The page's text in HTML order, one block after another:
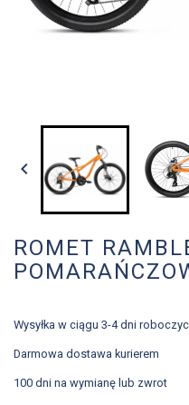

ROMET
Wysyłka w ciągu 3-4 dni
Darmowa dostawa kurierem
100 dni na wymianę lub zwrot